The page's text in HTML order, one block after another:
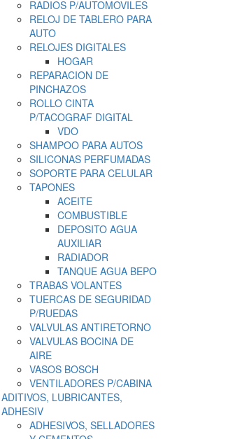
RADIOS P/AUTOMOVILES
RELOJ DE TABLERO PARA
AUTO
RELOJES DIGITALES
HOGAR
REPARACION DE
PINCHAZOS
ROLLO CINTA
P/TACOGRAF DIGITAL
VDO
SHAMPOO PARA AUTOS
SILICONAS PERFUMADAS
SOPORTE PARA CELULAR
TAPONES
ACEITE
COMBUSTIBLE
DEPOSITO AGUA
AUXILIAR
RADIADOR
TANQUE AGUA BEPO
TRABAS VOLANTES
TUERCAS DE SEGURIDAD
P/RUEDAS
VALVULAS ANTIRETORNO
VALVULAS BOCINA DE
AIRE
VASOS BOSCH
VENTILADORES P/CABINA
ADITIVOS, LUBRICANTES,
ADHESIV
ADHESIVOS, SELLADORES